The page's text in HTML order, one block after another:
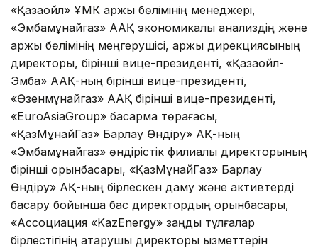
«Қазақойл» ҰМК қаржы бөлімінің менеджері,
«Эмбамұнайгаз» ААҚ экономикалық анализдің және
қаржы бөлімінің меңгерушісі, қаржы дирекциясының
директоры, бірінші вице-президенті, «Қазақойл-
Эмба» ААҚ-ның бірінші вице-президенті,
«Өзенмұнайгаз» ААҚ бірінші вице-президенті,
«EuroAsiaGroup» басқарма төрағасы,
«ҚазМұнайГаз» Барлау Өндіру» АҚ-ның
«Эмбамұнайгаз» өндірістік филиалы директорының
бірінші орынбасары, «ҚазМұнайГаз» Барлау
Өндіру» АҚ-ның бірлескен даму және активтерді
басқару бойынша бас директордың орынбасары,
«Ассоциация «KazEnergy» заңды тұлғалар
бірлестігінің атқарушы директоры қызметтерін